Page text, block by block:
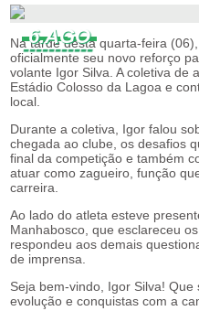
6.AGO
Na tarde desta quarta-feira
oficialmente seu novo reforço
volante Igor Silva. A coletiva de
Estádio Colosso da Lagoa e
local.
Durante a coletiva, Igor falou
chegada ao clube, os desafios
final da competição e também
atuar como zagueiro, função
carreira.
Ao lado do atleta esteve
Manhabosco, que esclareceu
respondeu aos demais
de imprensa.
Seja bem-vindo, Igor Silva!
evolução e conquistas com a